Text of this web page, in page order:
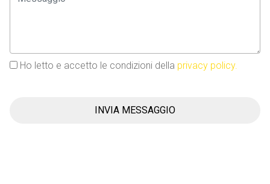
Ho letto e accetto le condizioni della privacy policy.
INVIA MESSAGGIO